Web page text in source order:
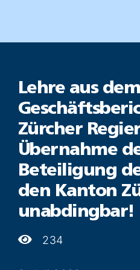
Inhalt
Lehre aus dem
Zürcher
Übernahme
Beteiligung
den Kanton
unabdingbar!
234